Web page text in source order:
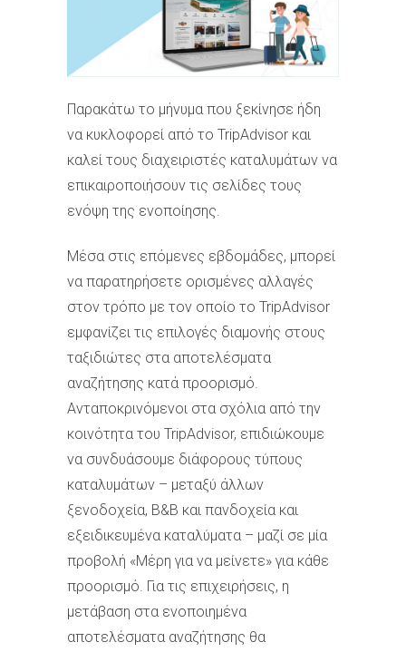
Παρακάτω το μήνυμα που ξεκίνησε ήδη
να κυκλοφορεί από το TripAdvisor και
καλεί τους διαχειριστές καταλυμάτων να
επικαιροποιήσουν τις σελίδες τους
ενόψη της ενοποίησης.
Μέσα στις επόμενες εβδομάδες, μπορεί
να παρατηρήσετε ορισμένες αλλαγές
στον τρόπο με τον οποίο το TripAdvisor
εμφανίζει τις επιλογές διαμονής στους
ταξιδιώτες στα αποτελέσματα
αναζήτησης κατά προορισμό.
Ανταποκρινόμενοι στα σχόλια από την
κοινότητα του TripAdvisor, επιδιώκουμε
να συνδυάσουμε διάφορους τύπους
καταλυμάτων – μεταξύ άλλων
ξενοδοχεία, B&B και πανδοχεία και
εξειδικευμένα καταλύματα – μαζί σε μία
προβολή «Μέρη για να μείνετε» για κάθε
προορισμό. Για τις επιχειρήσεις, η
μετάβαση στα ενοποιημένα
αποτελέσματα αναζήτησης θα